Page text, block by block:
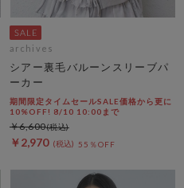
archives
シアー裏毛バルーンスリーブパ
ーカー
期間限定タイムセールSALE価格から更に
10%OFF! 8/10 10:00まで
￥2,970 55％OFF
￥6,600